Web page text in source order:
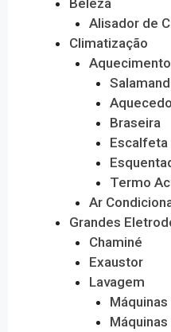
Alisador de
Climatização
Aquecimento
Braseira
Escalfeta
Termo
Ar
Grandes
Chaminé
Exaustor
Lavagem